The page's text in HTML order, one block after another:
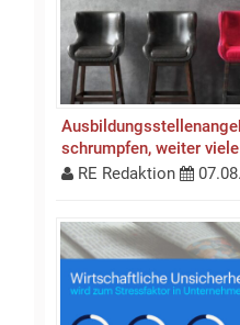
schrumpfen, weiter
RE Redaktion